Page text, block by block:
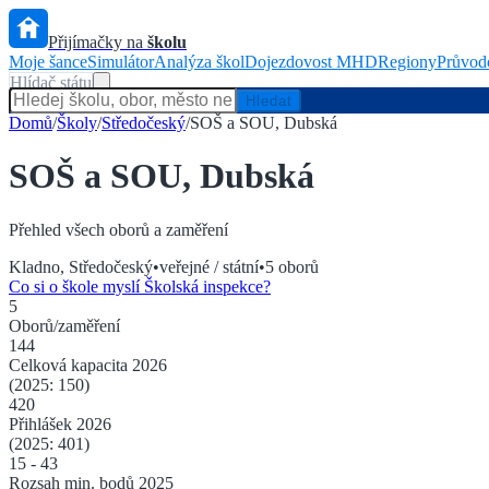
Přijímačky na školu
Moje šanceSimulátorAnalýza školDojezdovost MHDRegiony
Hlídač státu
Hledat
Domů/Školy/Středočeský/SOŠ a SOU, Dubská
SOŠ a SOU, Dubská
Přehled všech oborů a zaměření
Kladno, Středočeský•veřejné / státní•5 oborů
Co si o škole myslí Školská inspekce?
5
Oborů/zaměření
144
Celková kapacita 2026
(2025: 150)
420
Přihlášek 2026
(2025: 401)
15 - 43
Rozsah min. bodů 2025